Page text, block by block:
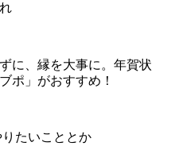
に、縁を大事に。年賀状
ポ」がおすすめ！
たいこととか